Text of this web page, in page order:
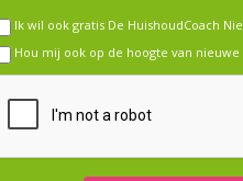
Ik wil ook gratis De HuishoudCoach
Hou mij ook op de hoogte van nieuwe